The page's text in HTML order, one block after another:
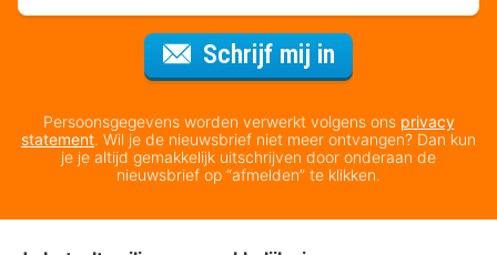
Schrijf mij in
Persoonsgegevens worden verwerkt volgens ons privacy
statement. Wil je de nieuwsbrief niet meer ontvangen? Dan kun
je je altijd gemakkelijk uitschrijven door onderaan de
nieuwsbrief op “afmelden” te klikken.